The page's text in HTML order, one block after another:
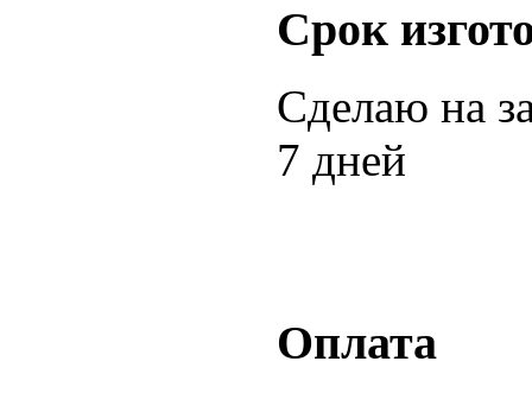
Срок
Сделаю на
7 дней
Оплата